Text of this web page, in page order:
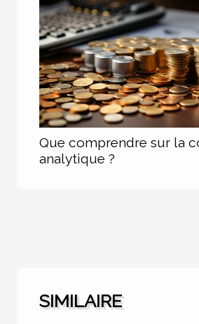
Que comprendre sur la
analytique ?
SIMILAIRE